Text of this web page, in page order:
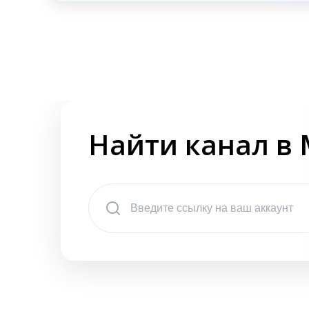
Найти канал в